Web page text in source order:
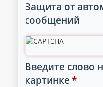
Защита от
сообщений
Введите слово
картинке *